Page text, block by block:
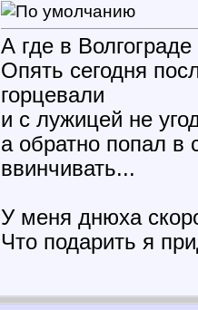
А где в
Опять сегодня
горцевали
и с лужицей не
а обратно попал
ввинчивать...
У меня днюха
Что подарить я